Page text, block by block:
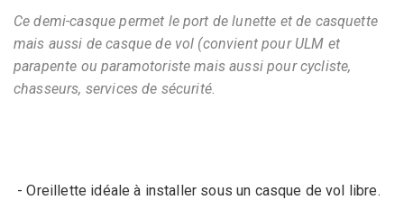
Ce demi-casque permet le port de lunette et de casquette
mais aussi de casque de vol (convient pour ULM et
parapente ou paramotoriste mais aussi pour cycliste,
chasseurs, services de sécurité.
- Oreillette idéale à installer sous un casque de vol libre.